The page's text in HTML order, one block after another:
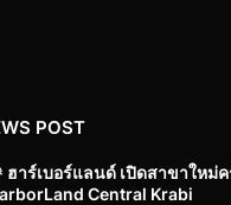
POST
ฮาร์เบอร์แลนด์ เปิดสาขาใหม่
Central Krabi